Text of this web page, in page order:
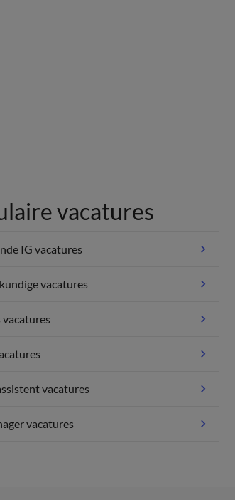
vacatures
IG vacatures
vacatures
vacatures
vacatures
vacatures